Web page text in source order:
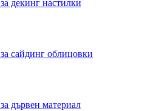
декинг настилки
сайдинг облицовки
дървен материал